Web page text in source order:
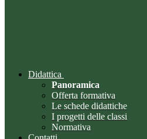
Didattica
Panoramica
Offerta formativa
Le schede didattiche
I progetti delle classi
Normativa